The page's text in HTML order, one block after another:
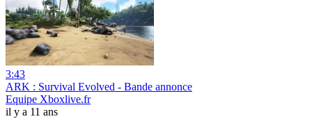
3:43
ARK : Survival Evolved - Bande annonce
Equipe Xboxlive.fr
il y a 11 ans